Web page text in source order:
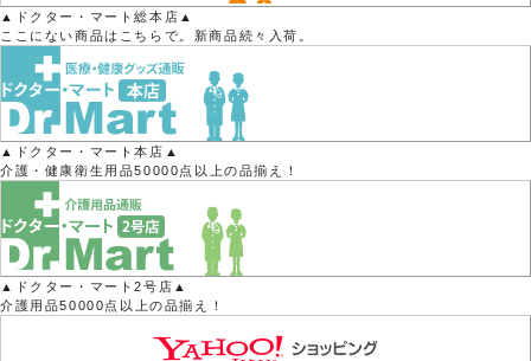
▲ドクター・マート総本店▲
ここにない商品はこちらで。新商品続々入荷。
▲ドクター・マート本店▲
介護・健康衛生用品50000点以上の品揃え！
▲ドクター・マート2号店▲
介護用品50000点以上の品揃え！